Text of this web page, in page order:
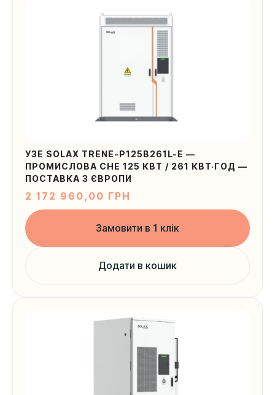
УЗЕ SOLAX TRENE-P125B261L-E —
ПРОМИСЛОВА СНЕ 125 КВТ / 261 КВТ·ГОД —
ПОСТАВКА З ЄВРОПИ
2 172 960,00 ГРН
Замовити в 1 клік
Додати в кошик